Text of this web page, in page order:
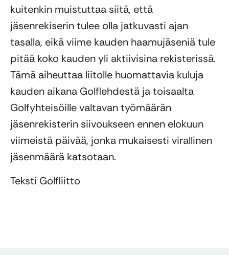
kuitenkin muistuttaa siitä, että
jäsenrekiserin tulee olla jatkuvasti ajan
tasalla, eikä viime kauden haamujäseniä tule
pitää koko kauden yli aktiivisina rekisterissä.
Tämä aiheuttaa liitolle huomattavia kuluja
kauden aikana Golflehdestä ja toisaalta
Golfyhteisöille valtavan työmäärän
jäsenrekisterin siivoukseen ennen elokuun
viimeistä päivää, jonka mukaisesti virallinen
jäsenmäärä katsotaan.
Teksti Golfliitto